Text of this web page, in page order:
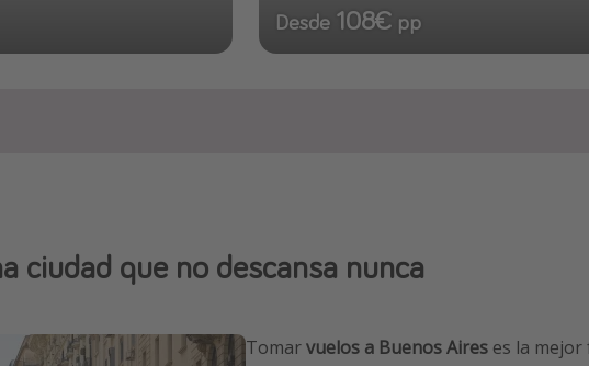
Desde 108€ pp
ciudad que no descansa nunca
Tomarvuelos a Buenos Aires es la mejor